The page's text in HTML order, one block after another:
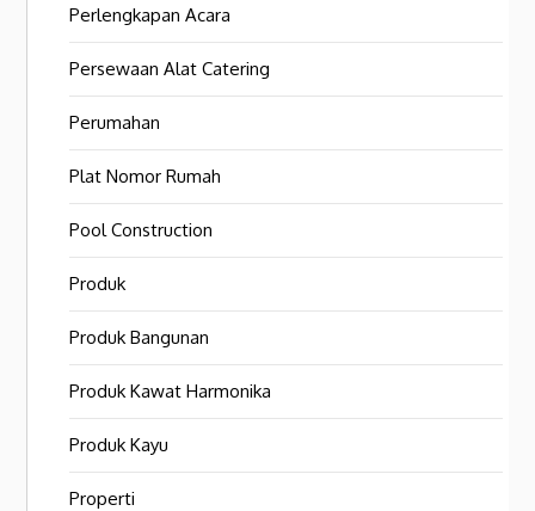
Perlengkapan Acara
Persewaan Alat Catering
Perumahan
Plat Nomor Rumah
Pool Construction
Produk
Produk Bangunan
Produk Kawat Harmonika
Produk Kayu
Properti